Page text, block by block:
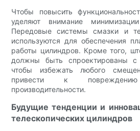
Чтобы повысить
уделяют внимание
Передовые системы смазки и
используются для обеспечения
работы цилиндров. Кроме того,
должны быть спроектированы с
чтобы избежать любого
привести к
производительности.
Будущие тенденции и
телескопических цилиндров